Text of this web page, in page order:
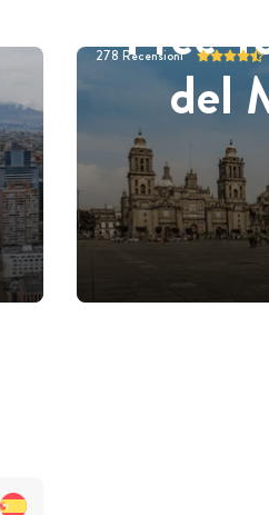
Free
del
278 Recensioni